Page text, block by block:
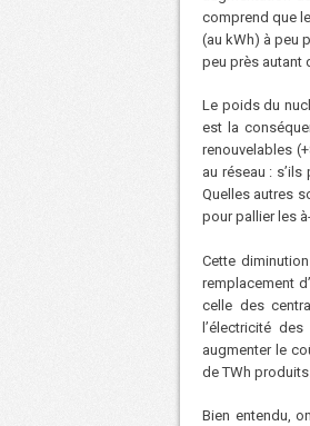
comprend que
(au kWh) à peu
peu près autant
Le poids du
est la
renouvelables
au réseau :
Quelles autres
pour pallier les
Cette
remplacement
celle des
l’électricité
augmenter le
de TWh
Bien entendu,